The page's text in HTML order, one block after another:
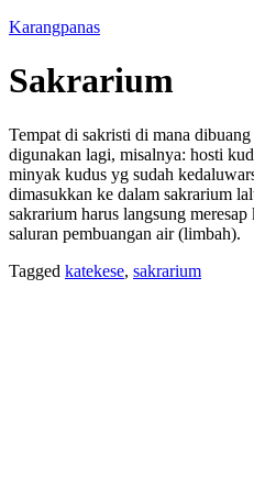
Karangpanas
Sakrarium
Tempat di sakristi di mana
digunakan lagi, misalnya: hosti
minyak kudus yg sudah
dimasukkan ke dalam sakrarium
sakrarium harus langsung
saluran pembuangan air (limbah).
Tagged katekese, sakrarium